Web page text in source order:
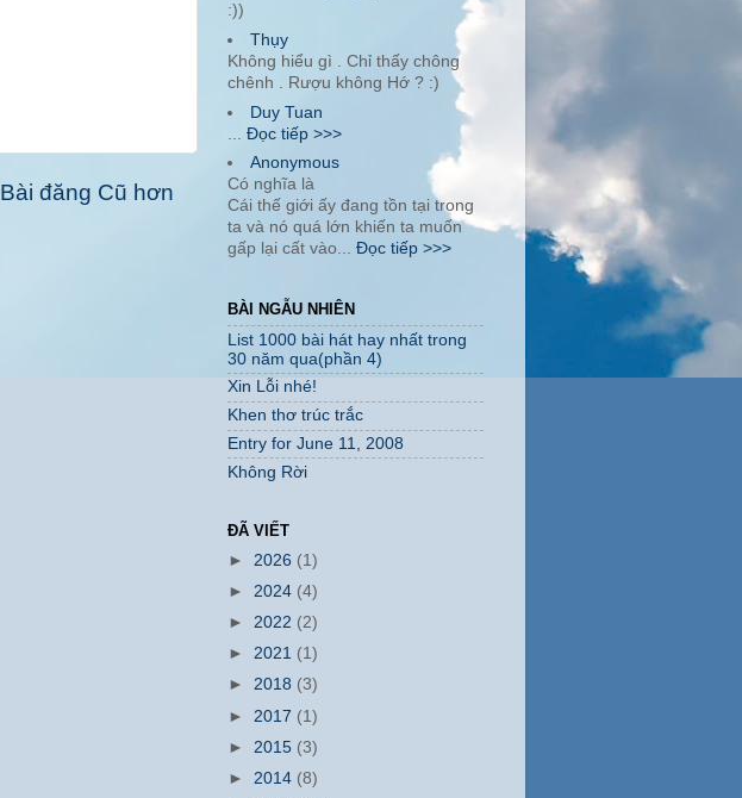
Bài đăng Cũ hơn
:))
Thụy
Không hiểu gì . Chỉ thấy chông
chênh . Rượu không Hớ ? :)
Duy Tuan
Đọc tiếp >>>
Anonymous
Có nghĩa là
Cái thế giới ấy đang tồn tại trong
ta và nó quá lớn khiến ta muốn
gấp lại cất vào... Đọc tiếp >>>
BÀI NGẪU NHIÊN
List 1000 bài hát hay nhất trong
30 năm qua(phần 4)
Xin Lỗi nhé!
Khen thơ trúc trắc
Entry for June 11, 2008
Không Rời
ĐÃ VIẾT
► 2026 (1)
► 2024 (4)
► 2022 (2)
► 2021 (1)
► 2018 (3)
► 2017 (1)
► 2015 (3)
► 2014 (8)